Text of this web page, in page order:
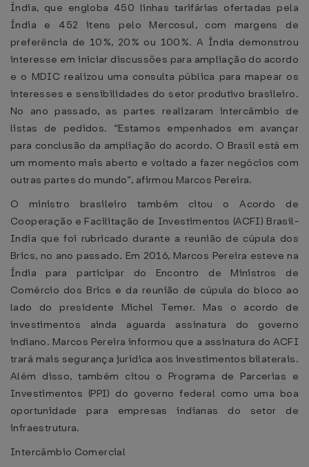
Índia, que engloba 450 linhas tarifárias ofertadas pela
Índia e 452 itens pelo Mercosul, com margens de
preferência de 10%, 20% ou 100%. A Índia demonstrou
interesse em iniciar discussões para ampliação do acordo
e o MDIC realizou uma consulta pública para mapear os
interesses e sensibilidades do setor produtivo brasileiro.
No ano passado, as partes realizaram intercâmbio de
listas de pedidos. “Estamos empenhados em avançar
para conclusão da ampliação do acordo. O Brasil está em
um momento mais aberto e voltado a fazer negócios com
outras partes do mundo”, afirmou Marcos Pereira.
O ministro brasileiro também citou o Acordo de
Cooperação e Facilitação de Investimentos (ACFI) Brasil-
Indía que foi rubricado durante a reunião de cúpula dos
Brics, no ano passado. Em 2016, Marcos Pereira esteve na
Índia para participar do Encontro de Ministros de
Comércio dos Brics e da reunião de cúpula do bloco ao
lado do presidente Michel Temer. Mas o acordo de
investimentos ainda aguarda assinatura do governo
indiano. Marcos Pereira informou que a assinatura do ACFI
trará mais segurança jurídica aos investimentos bilaterais.
Além disso, também citou o Programa de Parcerias e
Investimentos (PPI) do governo federal como uma boa
oportunidade para empresas indianas do setor de
infraestrutura.
Intercâmbio Comercial